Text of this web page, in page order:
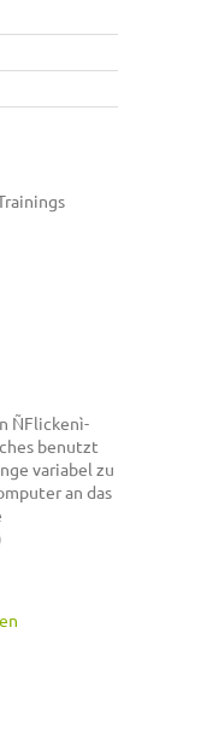
ÑFlickenì-
benutzt
variabel zu
an das